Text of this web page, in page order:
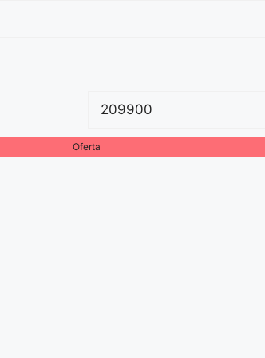
Precio
Oferta